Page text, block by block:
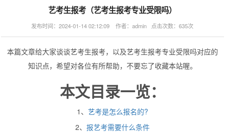
艺考生报考（艺考生报考专业受限吗）
发布时间：2024-01-14 02:12:09 作者：admin 点击次数：635次
本篇文章给大家谈谈艺考生报考，以及艺考生报考专业受限吗对应的
知识点，希望对各位有所帮助，不要忘了收藏本站喔。
本文目录一览：
1、 艺考是怎么报名的?
2、 报艺考需要什么条件